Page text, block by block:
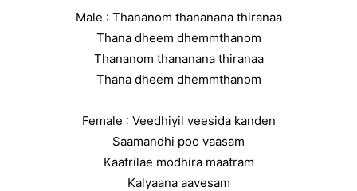
Male : Thananom thananana thiranaa
Thana dheem dhemmthanom
Thananom thananana thiranaa
Thana dheem dhemmthanom
Female : Veedhiyil veesida kanden
Saamandhi poo vaasam
Kaatrilae modhira maatram
Kalyaana aavesam